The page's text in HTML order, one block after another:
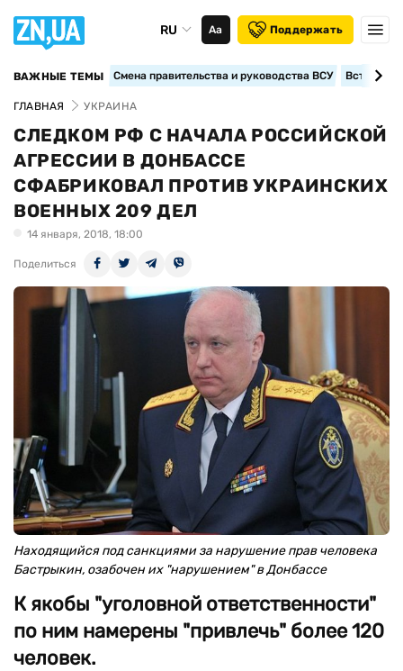
RU Аа Поддержать
ВАЖНЫЕ ТЕМЫ Смена правительства и руководства ВСУ
ГЛАВНАЯ УКРАИНА
СЛЕДКОМ РФ С НАЧАЛА РОССИЙСКОЙ
АГРЕССИИ В ДОНБАССЕ
СФАБРИКОВАЛ ПРОТИВ УКРАИНСКИХ
ВОЕННЫХ 209 ДЕЛ
14 января, 2018, 18:00
Поделиться
Находящийся под санкциями за нарушение прав человека
Бастрыкин, озабочен их "нарушением" в Донбассе
К якобы "уголовной ответственности"
по ним намерены "привлечь" более 120
человек.